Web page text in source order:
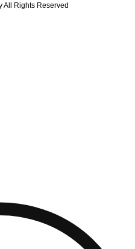
Rights Reserved